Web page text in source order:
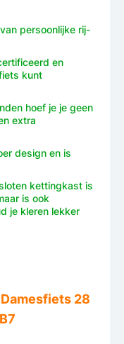
persoonlijke rij-
en
kunt
hoef je je geen
extra
design en is
kettingkast is
is ook
je kleren lekker
28